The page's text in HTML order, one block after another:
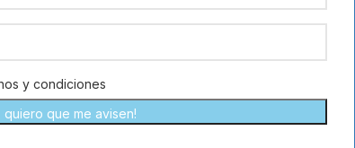
y condiciones
quiero que me avisen!